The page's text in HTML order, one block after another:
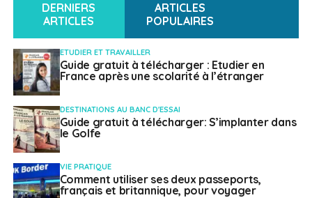
DERNIERS
ARTICLES
ARTICLES
POPULAIRES
ETUDIER ET TRAVAILLER
Guide gratuit à télécharger : Etudier en
France après une scolarité à l’étranger
DESTINATIONS AU BANC D'ESSAI
Guide gratuit à télécharger: S’implanter dans
le Golfe
VIE PRATIQUE
Comment utiliser ses deux passeports,
français et britannique, pour voyager